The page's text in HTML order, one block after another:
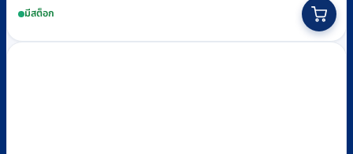
was:
฿1,440.
is:
฿1,400.
มีสต็อก